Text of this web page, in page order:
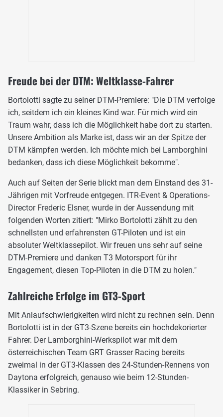
Freude bei der DTM: Weltklasse-Fahrer
Bortolotti sagte zu seiner DTM-Premiere: "Die DTM verfolge
ich, seitdem ich ein kleines Kind war. Für mich wird ein
Traum wahr, dass ich die Möglichkeit habe dort zu starten.
Unsere Ambition als Marke ist, dass wir an der Spitze der
DTM kämpfen werden. Ich möchte mich bei Lamborghini
bedanken, dass ich diese Möglichkeit bekomme".
Auch auf Seiten der Serie blickt man dem Einstand des 31-
Jährigen mit Vorfreude entgegen. ITR-Event & Operations-
Director Frederic Elsner, wurde in der Aussendung mit
folgenden Worten zitiert: "Mirko Bortolotti zählt zu den
schnellsten und erfahrensten GT-Piloten und ist ein
absoluter Weltklassepilot. Wir freuen uns sehr auf seine
DTM-Premiere und danken T3 Motorsport für ihr
Engagement, diesen Top-Piloten in die DTM zu holen."
Zahlreiche Erfolge im GT3-Sport
Mit Anlaufschwierigkeiten wird nicht zu rechnen sein. Denn
Bortolotti ist in der GT3-Szene bereits ein hochdekorierter
Fahrer. Der Lamborghini-Werkspilot war mit dem
österreichischen Team GRT Grasser Racing bereits
zweimal in der GT3-Klassen des 24-Stunden-Rennens von
Daytona erfolgreich, genauso wie beim 12-Stunden-
Klassiker in Sebring.